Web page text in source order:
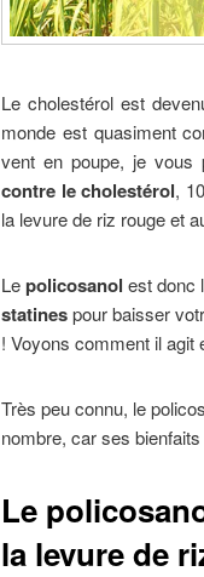
Le cholestérol est
monde est quasiment
vent en poupe, je vous
contre le cholestérol,
la levure de riz rouge et
Lepolicosanol est donc
statinespour baisser
! Voyons comment il agit
Très peu connu, le
nombre, car ses
Le
la levure de